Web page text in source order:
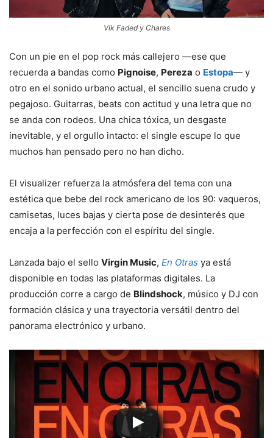
Vik Faded y Chares
Con un pie en el pop rock más callejero —ese que
recuerda a bandas como Pignoise, Pereza o Estopa— y
otro en el sonido urbano actual, el sencillo suena crudo y
pegajoso. Guitarras, beats con actitud y una letra que no
se anda con rodeos. Una chica tóxica, un desgaste
inevitable, y el orgullo intacto: el single escupe lo que
muchos han pensado pero no han dicho.
El visualizer refuerza la atmósfera del tema con una
estética que bebe del rock americano de los 90: vaqueros,
camisetas, luces bajas y cierta pose de desinterés que
encaja a la perfección con el espíritu del single.
Lanzada bajo el sello Virgin Music, En Otras ya está
disponible en todas las plataformas digitales. La
producción corre a cargo de Blindshock, músico y DJ con
formación clásica y una trayectoria versátil dentro del
panorama electrónico y urbano.